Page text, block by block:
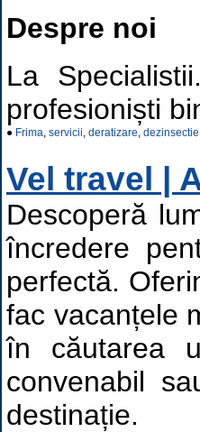
Despre noi
La
profesioniști
● Frima, servicii, deratizare, dezinsectie
Vel travel |
Descoperă
încredere
perfectă.
fac vacanțele
în căutarea
convenabil
destinație.